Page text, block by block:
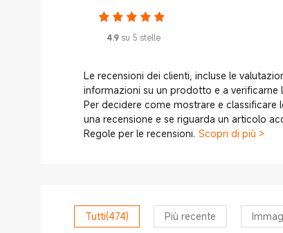
4.9 su 5 stelle
Le recensioni dei clienti, incluse le
informazioni su un prodotto e a verificarne
Per decidere come mostrare e classificare
una recensione e se riguarda un articolo
Regole per le recensioni. Scopri di più >
Tutti(474) Più recente